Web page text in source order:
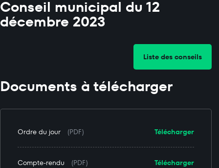
Conseil municipal du 12
décembre 2023
Liste des conseils
Documents à télécharger
Télécharger
Ordre du jour (PDF)
Télécharger
Compte-rendu (PDF)